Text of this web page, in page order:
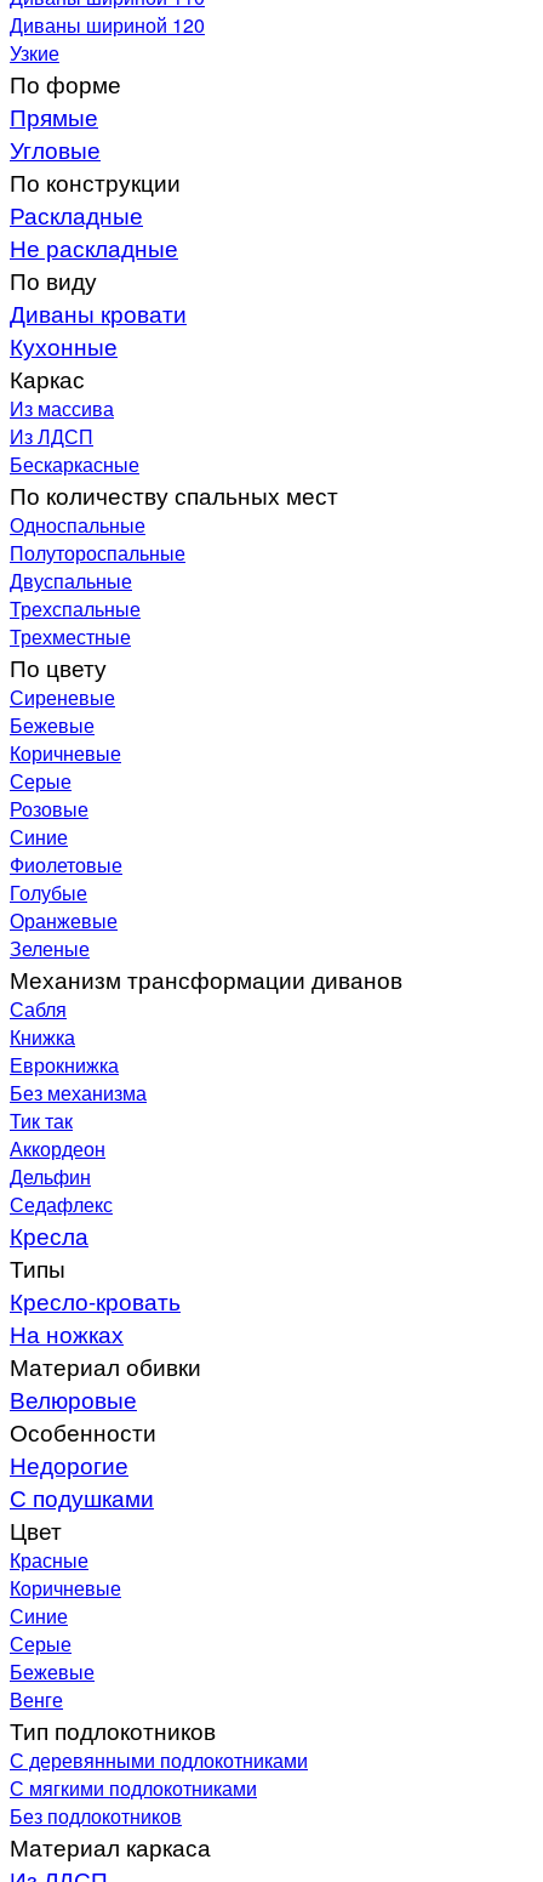
Диваны шириной 120
Узкие
По форме
Прямые
Угловые
По конструкции
Раскладные
Не раскладные
По виду
Диваны кровати
Кухонные
Каркас
Из массива
Из ЛДСП
Бескаркасные
По количеству спальных мест
Односпальные
Полутороспальные
Двуспальные
Трехспальные
Трехместные
По цвету
Сиреневые
Бежевые
Коричневые
Серые
Розовые
Синие
Фиолетовые
Голубые
Оранжевые
Зеленые
Механизм трансформации диванов
Сабля
Книжка
Еврокнижка
Без механизма
Тик так
Аккордеон
Дельфин
Седафлекс
Кресла
Типы
Кресло-кровать
На ножках
Материал обивки
Велюровые
Особенности
Недорогие
С подушками
Цвет
Красные
Коричневые
Синие
Серые
Бежевые
Венге
Тип подлокотников
С деревянными подлокотниками
С мягкими подлокотниками
Без подлокотников
Материал каркаса